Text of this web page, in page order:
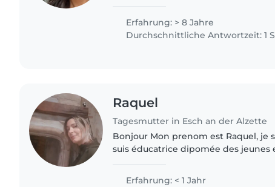
Erfahrung: > 8 Jahre
Durchschnittliche Antwortzeit: 1
Raquel
Tagesmutter in Esch an der Alzette
Bonjour Mon prenom est Raquel, je suis Espagnole et je
suis éducatrice dipomée des jeunes enfants. J'ai passé
d'études de la..
Erfahrung: < 1 Jahr